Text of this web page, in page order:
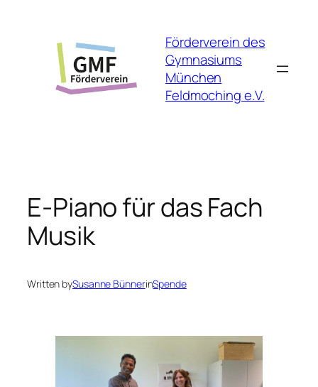
Förderverein des
Gymnasiums
München
Feldmoching e.V.
E-Piano für das Fach
Musik
Written bySusanne BünnerinSpende